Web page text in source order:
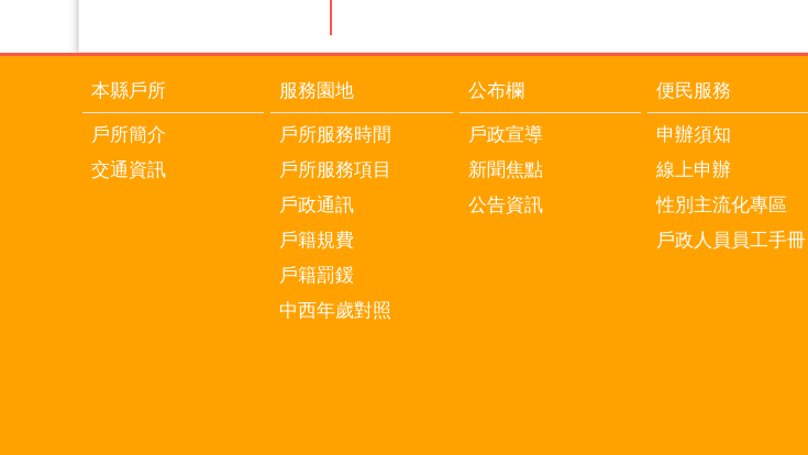
本縣戶所
戶所簡介
交通資訊
服務園地
戶所服務時間
戶所服務項目
戶政通訊
戶籍規費
戶籍罰鍰
中西年歲對照
公布欄
戶政宣導
新聞焦點
公告資訊
便民服務
申辦須知
線上申辦
性別主流化專區
戶政人員員工手冊